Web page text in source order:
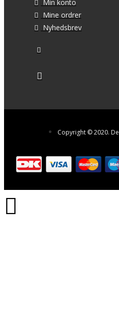
Min konto
Mine ordrer
Nyhedsbrev
Copyright © 2020.